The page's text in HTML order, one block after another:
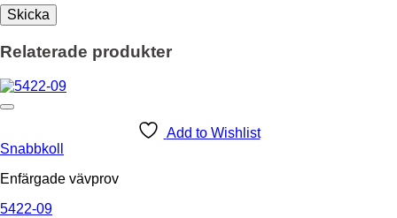
Relaterade produkter
Add to Wishlist
Snabbkoll
Enfärgade vävprov
5422-09